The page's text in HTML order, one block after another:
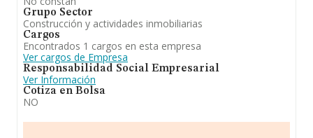
Grupo Sector
Construcción y actividades inmobiliarias
Cargos
Encontrados 1 cargos en esta empresa
Ver cargos de Empresa
Responsabilidad Social Empresarial
Ver Información
Cotiza en Bolsa
NO